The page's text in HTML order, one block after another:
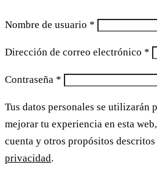
Nombre de usuario *
Dirección de correo electrónico *
Contraseña *
Tus datos personales se utilizarán
mejorar tu experiencia en esta
cuenta y otros propósitos descritos
privacidad.